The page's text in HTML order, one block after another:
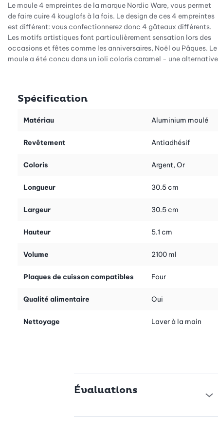
Le moule 4 empreintes de la marque Nordic Ware, vous permet
de faire cuire 4 kouglofs à la fois. Le design de ces 4 empreintes
est différent: vous confectionnerez donc 4 gâteaux différents.
Les motifs artistiques font particulièrement sensation lors des
occasions et fêtes comme les anniversaires, Noël ou Pâques. Le
moule a été conçu dans un joli coloris caramel - une alternative
esthétiques. Les propriétés de conduction thermique de sa
Résultat : des kouglofs cuits de manière uniforme ! De quoi vous
facilement, vos petites œuvres d'art resteront intactes. De plus,
saleté en un tour de main.
également à laisser refroidir des puddings ou d'autres desserts.
Spécification
Matériau Aluminium moulé
Revêtement Antiadhésif
Coloris Argent, Or
Longueur 30.5 cm
Largeur 30.5 cm
Hauteur 5.1 cm
Volume 2100 ml
Plaques de cuisson compatibles Four
Qualité alimentaire Oui
Nettoyage Laver à la main
Évaluations